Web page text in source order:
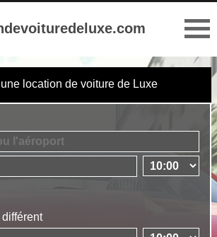
location de voiture de Luxe
différent